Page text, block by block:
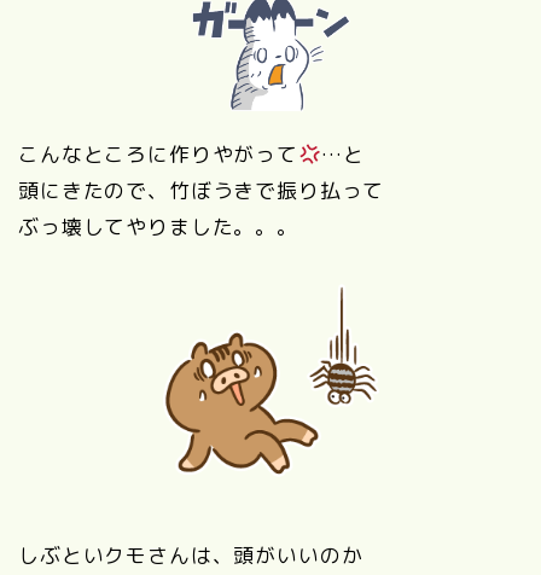
こんなところに作りやがって
…と
頭にきたので、竹ぼうきで振り払って
ぶっ壊してやりました。。。
しぶといクモさんは、頭がいいのか